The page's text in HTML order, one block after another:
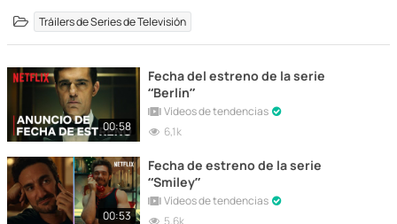
Tráilers de Series de Televisión
00:58
Fecha del estreno de la serie
“Berlín”
Vídeos de tendencias
6,1k
00:53
Fecha de estreno de la serie
“Smiley”
Vídeos de tendencias
5,6k